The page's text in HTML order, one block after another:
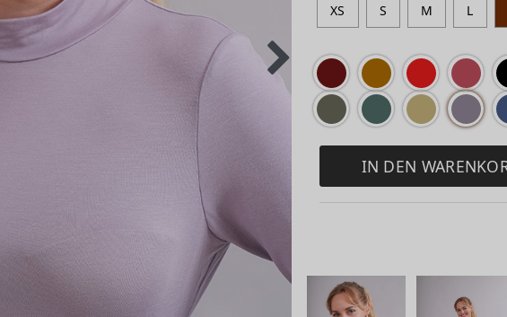
XS S M L
IN DEN